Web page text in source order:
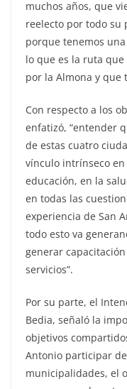
muchos años, que
reelecto por todo su
porque tenemos
lo que es la ruta que
por la Almona y que
Con respecto a los
enfatizó, “entender
de estas cuatro
vínculo intrínseco
educación, en la
en todas las
experiencia de San
todo esto va
generar
servicios”.
Por su parte, el
Bedia, señaló la
objetivos
Antonio participar
municipalidades, el